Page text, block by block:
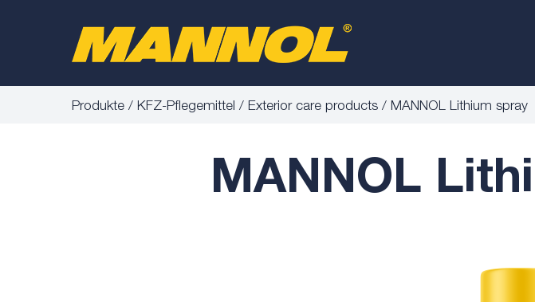
Produkte KFZ-Pflegemittel Exterior care products MANNOL Lithium spray
MANNOL